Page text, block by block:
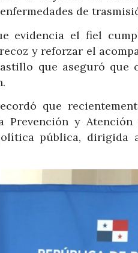
de
evidencia el fiel
y reforzar el
que aseguró que
que
y Atención
pública,